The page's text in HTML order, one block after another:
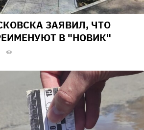
ЗАЯВИЛ, ЧТО
В "НОВИК"